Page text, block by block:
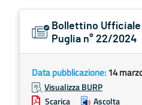
Bollettino Ufficiale
Puglia n° 22/2024
Data pubblicazione:14
Visualizza BURP
Scarica
Ascolta